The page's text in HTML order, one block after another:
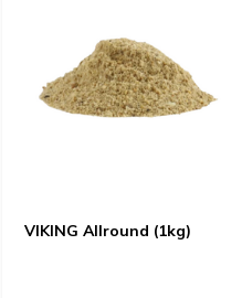
VIKING Allround (1kg)